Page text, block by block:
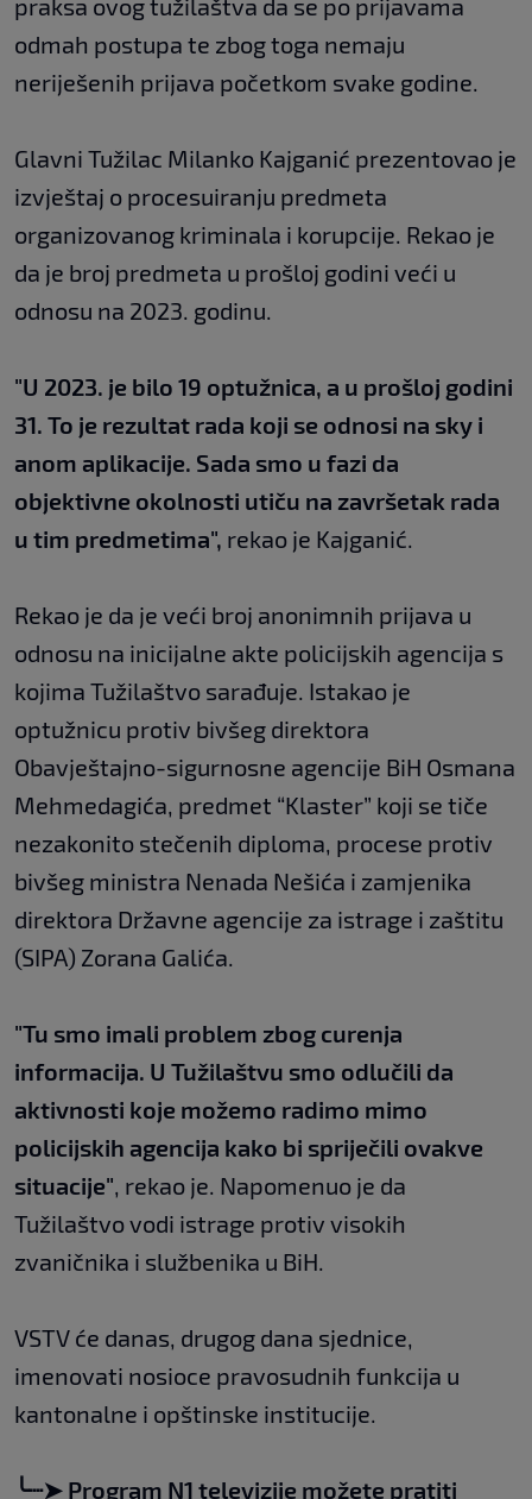
praksa ovog tužilaštva da se po prijavama
odmah postupa te zbog toga nemaju
neriješenih prijava početkom svake godine.
Glavni Tužilac Milanko Kajganić prezentovao je
izvještaj o procesuiranju predmeta
organizovanog kriminala i korupcije. Rekao je
da je broj predmeta u prošloj godini veći u
odnosu na 2023. godinu.
"U 2023. je bilo 19 optužnica, a u prošloj godini
31. To je rezultat rada koji se odnosi na sky i
anom aplikacije. Sada smo u fazi da
objektivne okolnosti utiču na završetak rada
u tim predmetima", rekao je Kajganić.
Rekao je da je veći broj anonimnih prijava u
odnosu na inicijalne akte policijskih agencija s
kojima Tužilaštvo sarađuje. Istakao je
optužnicu protiv bivšeg direktora
Obavještajno-sigurnosne agencije BiH Osmana
Mehmedagića, predmet “Klaster” koji se tiče
nezakonito stečenih diploma, procese protiv
bivšeg ministra Nenada Nešića i zamjenika
direktora Državne agencije za istrage i zaštitu
(SIPA) Zorana Galića.
"Tu smo imali problem zbog curenja
informacija. U Tužilaštvu smo odlučili da
aktivnosti koje možemo radimo mimo
policijskih agencija kako bi spriječili ovakve
situacije", rekao je. Napomenuo je da
Tužilaštvo vodi istrage protiv visokih
zvaničnika i službenika u BiH.
VSTV će danas, drugog dana sjednice,
imenovati nosioce pravosudnih funkcija u
kantonalne i opštinske institucije.
╰┈➤ Program N1 televizije možete pratiti